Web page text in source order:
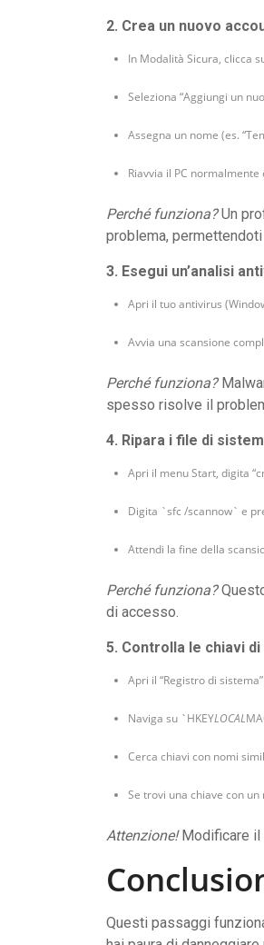
2. Crea un nuovo
In Modalità Sicura, clicca
Seleziona “Aggiungi un
Assegna un nome (es.
Riavvia il PC
Perché funziona?Un
problema,
3. Esegui un’analisi
Apri il tuo antivirus
Avvia una scansione
Perché funziona?
spesso risolve il
4. Ripara i file di
Apri il menu Start, digita
Digita `sfc /scannow` e
Attendi la fine della
Perché funziona?
di accesso.
5. Controlla le chiavi
Apri il “Registro di
Naviga su `HKEYLOCAL
Cerca chiavi con nomi
Se trovi una chiave con
Attenzione!Modificare il
Questi passaggi